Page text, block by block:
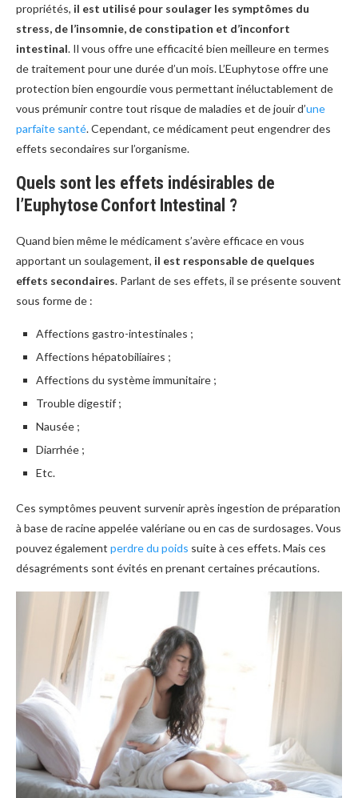
propriétés, il est utilisé pour soulager les symptômes du
stress, de l’insomnie, de constipation et d’inconfort
intestinal. Il vous offre une efficacité bien meilleure en termes
de traitement pour une durée d’un mois. L’Euphytose offre une
protection bien engourdie vous permettant inéluctablement de
vous prémunir contre tout risque de maladies et de jouir d’une
parfaite santé. Cependant, ce médicament peut engendrer des
effets secondaires sur l’organisme.
Quels sont les effets indésirables de
l’Euphytose Confort Intestinal ?
Quand bien même le médicament s’avère efficace en vous
apportant un soulagement, il est responsable de quelques
effets secondaires. Parlant de ses effets, il se présente souvent
sous forme de :
Affections gastro-intestinales ;
Affections hépatobiliaires ;
Affections du système immunitaire ;
Trouble digestif ;
Nausée ;
Diarrhée ;
Etc.
Ces symptômes peuvent survenir après ingestion de préparation
à base de racine appelée valériane ou en cas de surdosages. Vous
pouvez également perdre du poids suite à ces effets. Mais ces
désagréments sont évités en prenant certaines précautions.